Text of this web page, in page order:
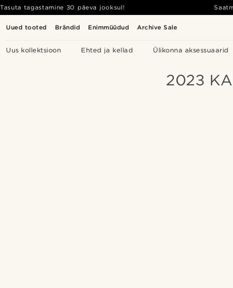
Uued tooted Brändid Enimmüüdud Archive Sale
Uus kollektsioon Ehted ja kellad Ülikonna aksessuaarid
Tasuta tagastamine 30 päeva jooksul!
2023